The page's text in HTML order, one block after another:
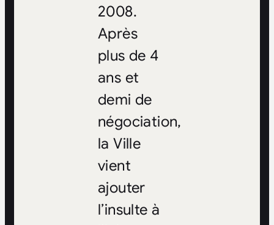
2008.
Après
plus de 4
ans et
demi de
négociation,
la Ville
vient
ajouter
l’insulte à